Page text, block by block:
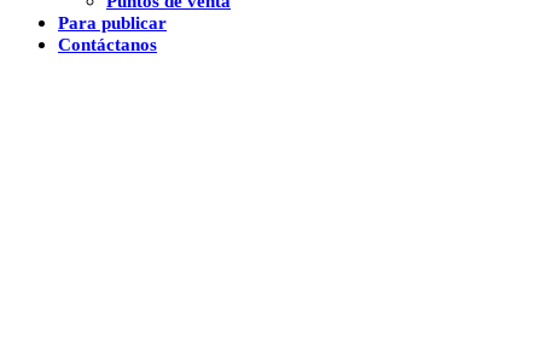
Para publicar
Contáctanos